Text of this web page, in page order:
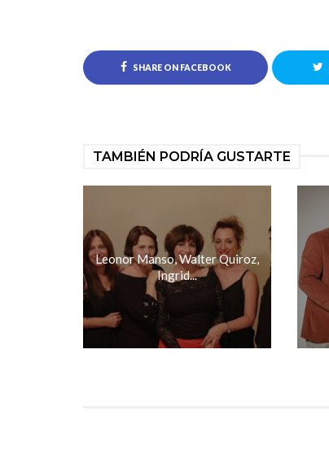
SHARE ON FACEBOOK
TAMBIÉN PODRÍA GUSTARTE
Leonor Manso, Walter Quiroz,
Ingrid...